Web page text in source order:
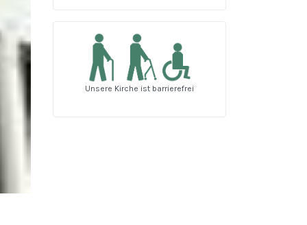
Unsere Kirche ist barrierefrei